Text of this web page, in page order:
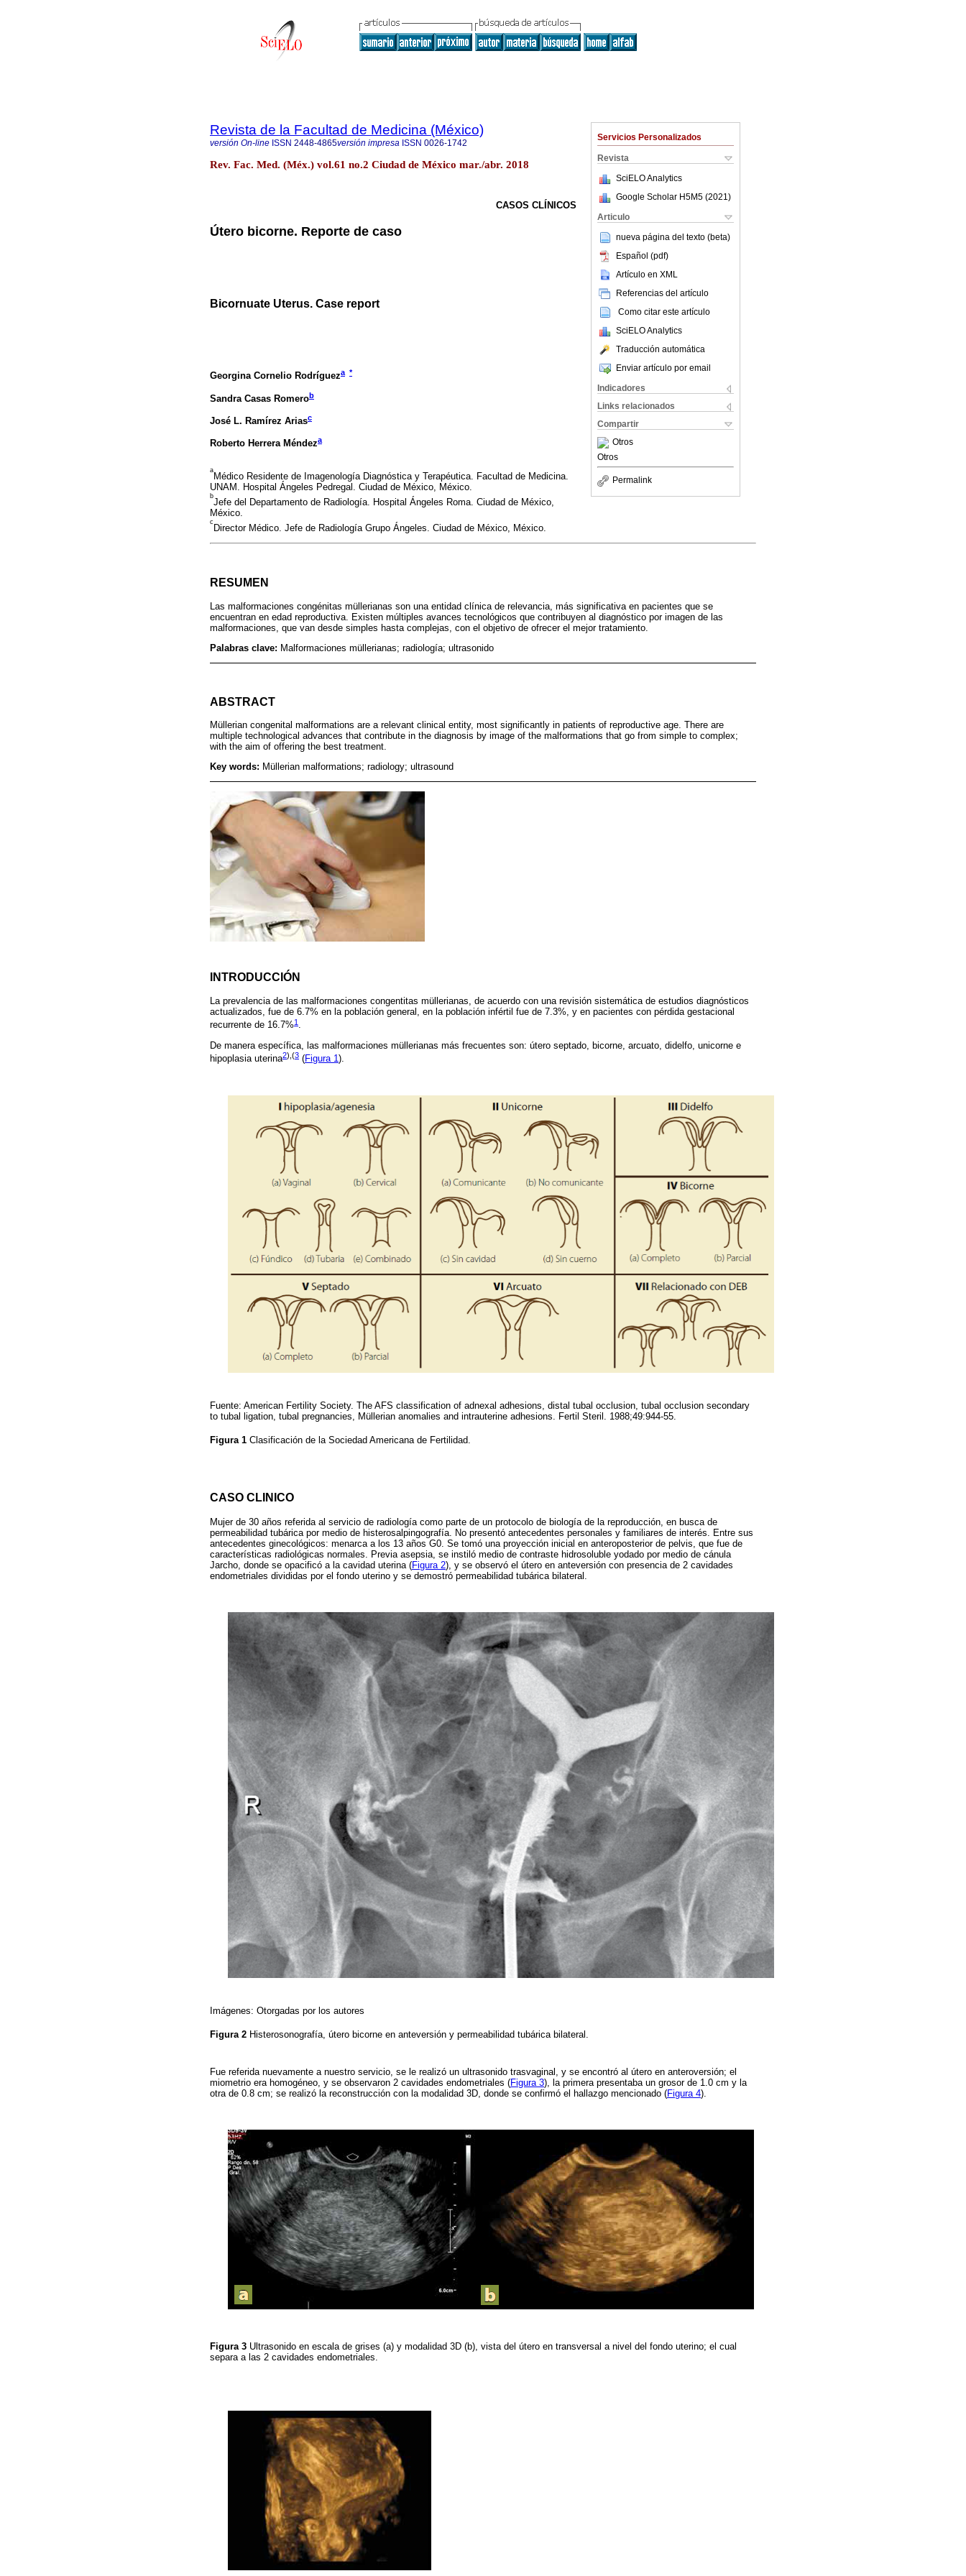
Servicios Personalizados
Revista
SciELO Analytics
Google Scholar H5M5 (2021 )
Articulo
nueva página del texto (beta)
Español (pdf)
Artículo en XML
Referencias del artículo
Como citar este artículo
SciELO Analytics
Traducción automática
Enviar artículo por email
Indicadores
Links relacionados
Compartir
Otros
Otros
Permalink
Revista de la Facultad de Medicina (México)
versión On-line ISSN 2448-4865versión impresa ISSN 0026-1742
Rev. Fac. Med. (Méx.) vol.61 no.2 Ciudad de México mar./abr. 2018
CASOS CLÍNICOS
Útero bicorne. Reporte de caso
Bicornuate Uterus. Case report
Georgina Cornelio Rodrígueza *
Sandra Casas Romerob
José L. Ramírez Ariasc
Roberto Herrera Méndeza
a
Médico Residente de Imagenología Diagnóstica y Terapéutica. Facultad de Medicina.
UNAM. Hospital Ángeles Pedregal. Ciudad de México, México.
b
Jefe del Departamento de Radiología. Hospital Ángeles Roma. Ciudad de México,
México.
c
Director Médico. Jefe de Radiología Grupo Ángeles. Ciudad de México, México.
RESUMEN
Las malformaciones congénitas müllerianas son una entidad clínica de relevancia, más significativa en pacientes que se
encuentran en edad reproductiva. Existen múltiples avances tecnológicos que contribuyen al diagnóstico por imagen de las
malformaciones, que van desde simples hasta complejas, con el objetivo de ofrecer el mejor tratamiento.
Palabras clave: Malformaciones müllerianas; radiología; ultrasonido
ABSTRACT
Müllerian congenital malformations are a relevant clinical entity, most significantly in patients of reproductive age. There are
multiple technological advances that contribute in the diagnosis by image of the malformations that go from simple to complex;
with the aim of offering the best treatment.
Key words: Müllerian malformations; radiology; ultrasound
INTRODUCCIÓN
La prevalencia de las malformaciones congentitas müllerianas, de acuerdo con una revisión sistemática de estudios diagnósticos
actualizados, fue de 6.7% en la población general, en la población infértil fue de 7.3%, y en pacientes con pérdida gestacional
recurrente de 16.7%1 .
De manera específica, las malformaciones müllerianas más frecuentes son: útero septado, bicorne, arcuato, didelfo, unicorne e
hipoplasia uterina2),(3 (Figura 1).
Fuente: American Fertility Society. The AFS classification of adnexal adhesions, distal tubal occlusion, tubal occlusion secondary
to tubal ligation, tubal pregnancies, Müllerian anomalies and intrauterine adhesions. Fertil Steril. 1988;49:944-55.
Figura 1 Clasificación de la Sociedad Americana de Fertilidad.
CASO CLINICO
Mujer de 30 años referida al servicio de radiología como parte de un protocolo de biología de la reproducción, en busca de
permeabilidad tubárica por medio de histerosalpingografía. No presentó antecedentes personales y familiares de interés. Entre sus
antecedentes ginecológicos: menarca a los 13 años G0. Se tomó una proyección inicial en anteroposterior de pelvis, que fue de
características radiológicas normales. Previa asepsia, se instiló medio de contraste hidrosoluble yodado por medio de cánula
Jarcho, donde se opacificó a la cavidad uterina (Figura 2), y se observó el útero en anteversión con presencia de 2 cavidades
endometriales divididas por el fondo uterino y se demostró permeabilidad tubárica bilateral.
Imágenes: Otorgadas por los autores
Figura 2 Histerosonografía, útero bicorne en anteversión y permeabilidad tubárica bilateral.
Fue referida nuevamente a nuestro servicio, se le realizó un ultrasonido trasvaginal, y se encontró al útero en anteroversión; el
miometrio era homogéneo, y se observaron 2 cavidades endometriales (Figura 3), la primera presentaba un grosor de 1.0 cm y la
otra de 0.8 cm; se realizó la reconstrucción con la modalidad 3D, donde se confirmó el hallazgo mencionado (Figura 4).
Figura 3 Ultrasonido en escala de grises (a) y modalidad 3D (b), vista del útero en transversal a nivel del fondo uterino; el cual
separa a las 2 cavidades endometriales.